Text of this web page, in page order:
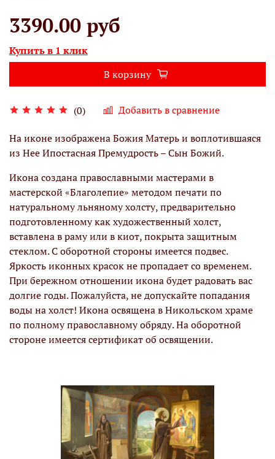
(0) Добавить в сравнение
3390.00 руб
Купить в 1 клик
В корзину
На иконе изображена Божия Матерь и воплотившаяся
из Нее Ипостасная Премудрость – Сын Божий.
Икона создана православными мастерами в
мастерской «Благолепие» методом печати по
натуральному льняному холсту, предварительно
подготовленному как художественный холст,
вставлена в раму или в киот, покрыта защитным
стеклом. С оборотной стороны имеется подвес.
Яркость иконных красок не пропадает со временем.
При бережном отношении икона будет радовать вас
долгие годы. Пожалуйста, не допускайте попадания
воды на холст! Икона освящена в Никольском храме
по полному православному обряду. На оборотной
стороне имеется сертификат об освящении.